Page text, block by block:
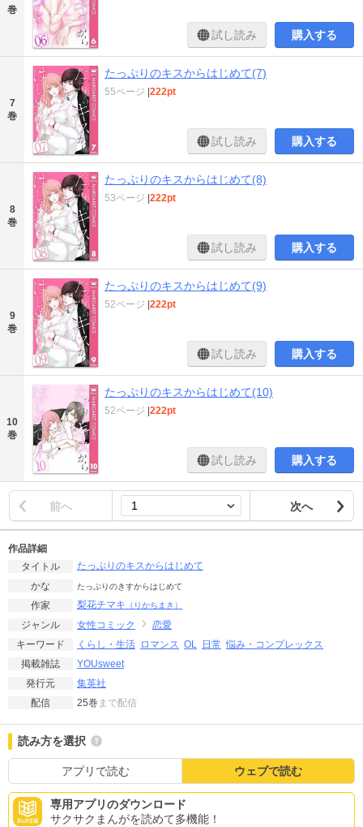
巻
試し読み 購入する
7
巻
たっぷりのキスからはじめて(7)
55ページ 222pt
試し読み 購入する
8
巻
たっぷりのキスからはじめて(8)
53ページ 222pt
試し読み 購入する
9
巻
たっぷりのキスからはじめて(9)
52ページ 222pt
試し読み 購入する
10
巻
たっぷりのキスからはじめて(10)
52ページ 222pt
試し読み 購入する
前へ 次へ
作品詳細
タイトル
たっぷりのキスからはじめて
かな
たっぷりのきすからはじめて
作家 梨花チマキ （りかちまき）
ジャンル 女性コミック
恋愛
キーワード
くらし・生活 ロマンス OL 日常 悩み・コンプレックス
掲載雑誌
YOUsweet
発行元
集英社
配信
25巻 まで配信
読み方を選択
アプリで読む ウェブで読む
専用アプリのダウンロード
サクサクまんがを読めて多機能！